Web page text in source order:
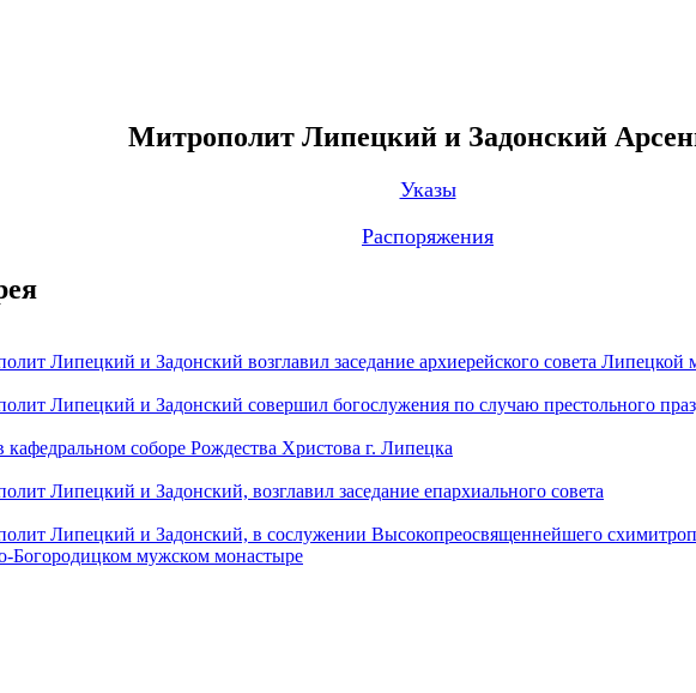
Митрополит Липецкий и Задонский
Указы
Распоряжения
Липецкий и Задонский возглавил заседание архиерейского совета Липецкой
Липецкий и Задонский совершил богослужения по случаю престольного
соборе Рождества Христова г. Липецка
Липецкий и Задонский, возглавил заседание епархиального совета
Липецкий и Задонский, в сослужении Высокопреосвященнейшего
Богородицком мужском монастыре